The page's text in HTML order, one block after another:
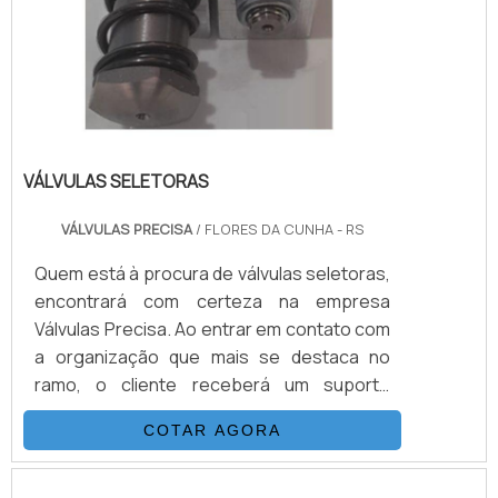
VÁLVULAS SELETORAS
VÁLVULAS PRECISA/ FLORES DA CUNHA - RS
Quem está à procura de válvulas seletoras,
encontrará com certeza na empresa
Válvulas Precisa. Ao entrar em contato com
a organização que mais se destaca no
ramo, o cliente receberá um suporte
completo para sanar eventuais dúvidas
sobre o produto a ser adquirido.Quando o
quesito é válvulas seletoras, com a melhor
COTAR AGORA